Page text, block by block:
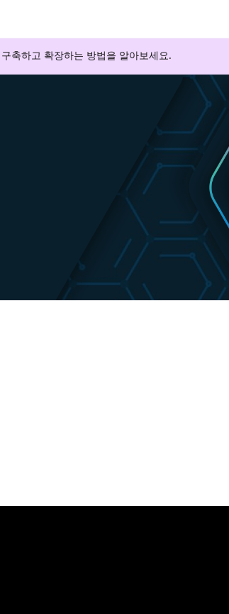
축하고 확장하는 방법을 알아보세요.